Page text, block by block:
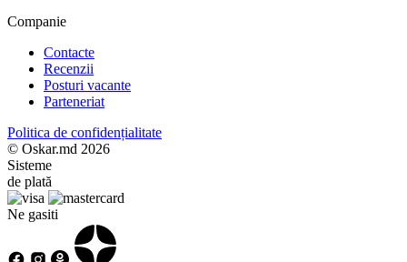
Companie
Contacte
Recenzii
Posturi vacante
Parteneriat
Politica de confidențialitate
© Oskar.md 2026
Sisteme
de plată
Ne gasiti